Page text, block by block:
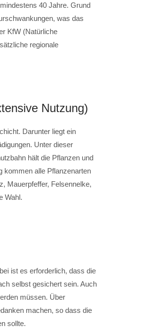
40 Jahre. Grund
was das
KfW (Natürliche
regionale
Nutzung)
Darunter liegt ein
Unter dieser
hält die Pflanzen und
kommen alle Pflanzenarten
Mauerpfeffer, Felsennelke,
Wahl.
ist es erforderlich, dass die
selbst gesichert sein. Auch
müssen. Über
machen, so dass die
sollte.